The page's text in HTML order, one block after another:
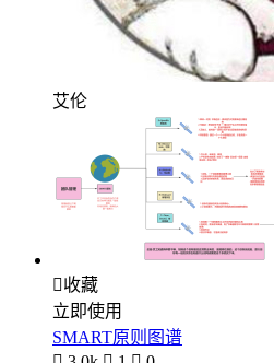
艾伦
收藏
立即使用
SMART原则图谱